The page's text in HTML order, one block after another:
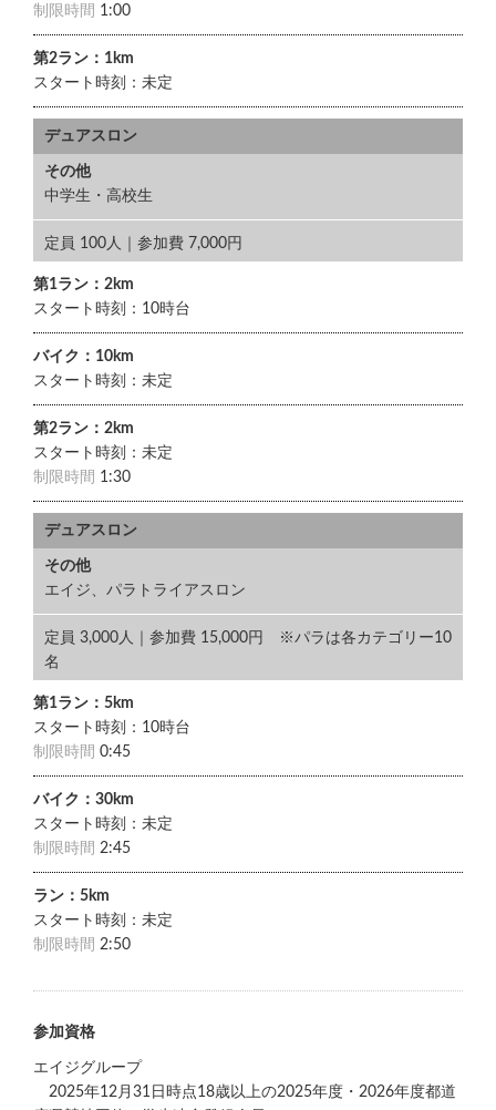
制限時間 1:00
第2ラン：1km
スタート時刻：未定
デュアスロン
その他
中学生・高校生
定員 100人｜参加費 7,000円
第1ラン：2km
スタート時刻：10時台
バイク：10km
スタート時刻：未定
第2ラン：2km
スタート時刻：未定
制限時間 1:30
デュアスロン
その他
エイジ、パラトライアスロン
定員 3,000人｜参加費 15,000円 ※パラは各カテゴリー10
名
第1ラン：5km
スタート時刻：10時台
制限時間 0:45
バイク：30km
スタート時刻：未定
制限時間 2:45
ラン：5km
スタート時刻：未定
制限時間 2:50
参加資格
エイジグループ
2025年12月31日時点18歳以上の2025年度・2026年度都道